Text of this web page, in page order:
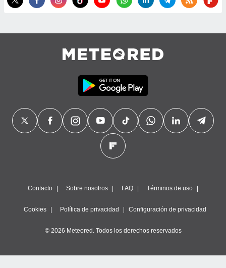
Contacto Sobre nosotros FAQ Términos de uso
Cookies Política de privacidad Configuración de privacidad
© 2026 Meteored. Todos los derechos reservados